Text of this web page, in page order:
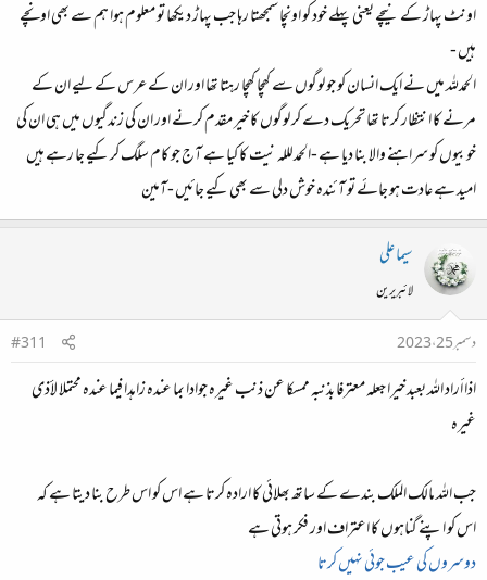
اونٹ پہاڑ کے نیچے یعنی پہلے خود کو اونچا سمجھتا رہا جب پہاڑ دیکھا تو معلوم ہوا ہم سے بھی اونچے
ہیں -
الحمدللہ میں نے ایک انسان کو جو لوگوں سے کھچا کھچا رہتا تھا اور ان کے عرس کے لیے ان کے
مرنے کا انتظار کرتا تھا تحریک دے کر لوگوں کا خیر مقدم کرنے اور ان کی زندگیوں میں ہی ان کی
خوبیوں کو سراہنے والا بنا دیا ہے -الحمدلللہ نیت کا کیا ہے آج جو کام سلگ کر کیے جا رہے ہیں
امید ہے عادت ہو جائے تو آئندہ خوش دلی سے بھی کیے جائیں -آمین
سیما علی
لائبریرین
دسمبر 25، 2023
#311
اذا أراد الله بعبد خيرا جعله معترفا بذنبه ممسكا عن ذنب غيره جوادا بما عنده زاهدا فيما عنده محتملا لأذى
غيره
جب اللہ مالک الملک بندے کے ساتھ بھلائی کا ارادہ کرتا ہے اس کو اس طرح بنا دیتا ہے کہ
اس کو اپنے گناہوں کا اعتراف اور فکر ہوتی ہے
دوسروں کی عیب جوئی نہیں کرتا